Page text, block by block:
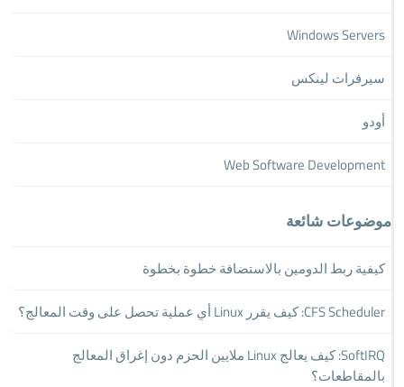
Windows Servers
سيرفرات لينكس
أودو
Web Software Development
موضوعات شائعة
كيفية ربط الدومين بالاستضافة خطوة بخطوة
CFS Scheduler: كيف يقرر Linux أي عملية تحصل على وقت المعالج؟
SoftIRQ: كيف يعالج Linux ملايين الحزم دون إغراق المعالج
بالمقاطعات؟